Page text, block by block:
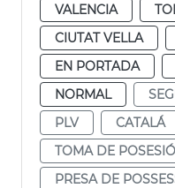
VALENCIA
CIUTAT VELLA
EN PORTADA
NORMAL
PLV
CATALÁ
TOMA DE
PRESA DE